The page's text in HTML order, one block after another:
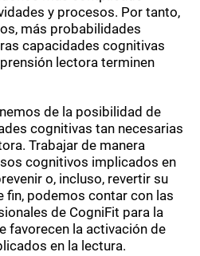
y procesos. Por tanto,
más probabilidades
capacidades cognitivas
lectora terminen
de la posibilidad de
cognitivas tan necesarias
Trabajar de manera
cognitivos implicados en
o, incluso, revertir su
fin, podemos contar con las
de CogniFit para la
favorecen la activación de
en la lectura.